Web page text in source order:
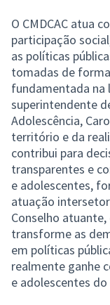
O CMDCAC atua
participação
as políticas
tomadas de
fundamentada na
superintendente
Adolescência,
território e da
contribui para
transparentes e
e adolescentes,
atuação
Conselho
transforme as
em políticas
realmente ganhe
e adolescentes do